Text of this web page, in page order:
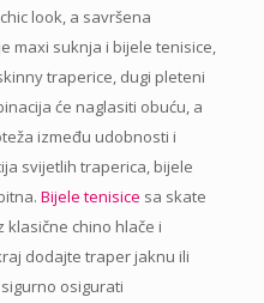
look, a savršena
maxi suknja i bijele tenisice,
traperice, dugi pleteni
će naglasiti obuću, a
između udobnosti i
svijetlih traperica, bijele
Bijele tenisice sa skate
chino hlače i
dodajte traper jaknu ili
osigurati